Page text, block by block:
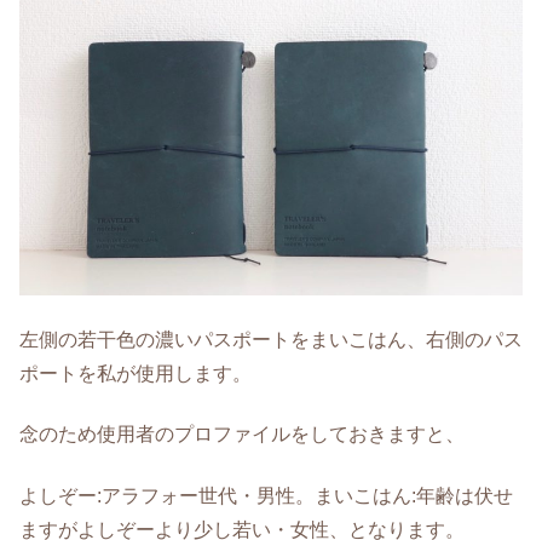
左側の若干色の濃いパスポートをまいこはん、右側のパス
ポートを私が使用します。
念のため使用者のプロファイルをしておきますと、
よしぞー:アラフォー世代・男性。まいこはん:年齢は伏せ
ますがよしぞーより少し若い・女性、となります。